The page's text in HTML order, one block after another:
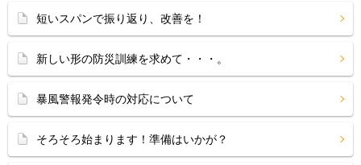
短いスパンで振り返り、改善を！
新しい形の防災訓練を求めて・・・。
暴風警報発令時の対応について
そろそろ始まります！準備はいかが？